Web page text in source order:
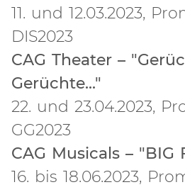
11. und 12.03.2023,
DIS2023
CAG Theater –
Gerüchte..."
22. und 23.04.2023,
GG2023
CAG Musicals – "BIG
16. bis 18.06.2023,